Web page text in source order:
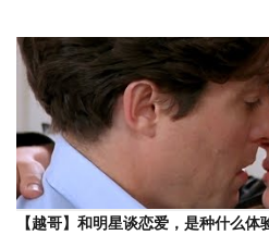
【越哥】和明星谈恋爱，是种什么